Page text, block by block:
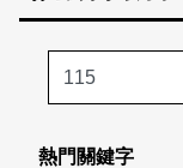
本期專題
歷史專題
活動特區
活動列表
關於我們
熱門關鍵字